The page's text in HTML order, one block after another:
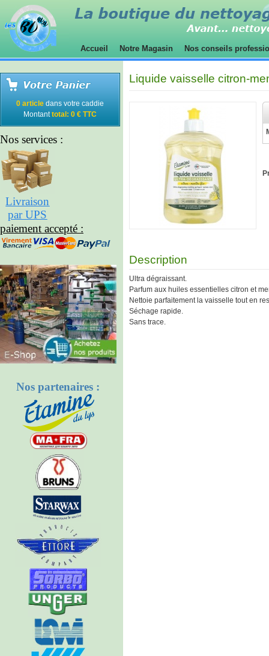
Accueil Notre Magasin Nos conseils
0 article dans votre caddie
Montanttotal: 0 € TTC
Nos services :
Livraison
par UPS
paiement accepté :
Nos partenaires :
Liquide vaisselle citron-
Description
Ultra dégraissant.
Parfum aux huiles essentielles citron et
Nettoie parfaitement la vaisselle tout en
Séchage rapide.
Sans trace.